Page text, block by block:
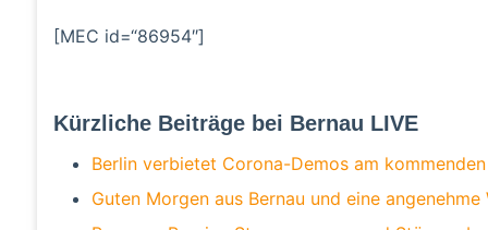
[MEC id=“86954″]
Kürzliche Beiträge bei Bernau LIVE
Berlin verbietet Corona-Demos am
Guten Morgen aus Bernau und eine